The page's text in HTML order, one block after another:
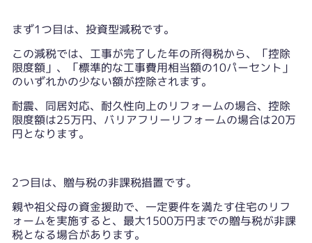
まず1つ目は、投資型減税です。
この減税では、工事が完了した年の所得税から、「控除
限度額」、「標準的な工事費用相当額の10パーセント」
のいずれかの少ない額が控除されます。
耐震、同居対応、耐久性向上のリフォームの場合、控除
限度額は25万円、バリアフリーリフォームの場合は20万
円となります。
2つ目は、贈与税の非課税措置です。
親や祖父母の資金援助で、一定要件を満たす住宅のリフ
ォームを実施すると、最大1500万円までの贈与税が非課
税となる場合があります。